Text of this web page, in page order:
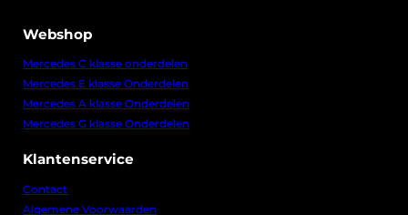
Webshop
Mercedes C klasse onderdelen
Mercedes E klasse Onderdelen
Mercedes A klasse Onderdelen
Mercedes G klasse Onderdelen
Klantenservice
Contact
Algemene Voorwaarden